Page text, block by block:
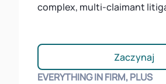
complex, multi-claimant
Zaczynaj
EVERYTHING IN FIRM, PLUS